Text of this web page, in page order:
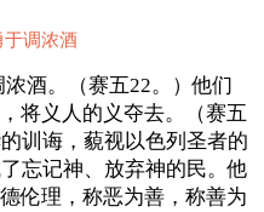
调浓酒
酒。（赛五22。）他们
将义人的义夺去。（赛五
训诲，藐视以色列圣者的
忘记神、放弃神的民。他
伦理，称恶为善，称善为